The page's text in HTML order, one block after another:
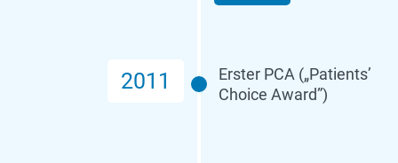
Erster PCA („Patients’
Choice Award”)
2011